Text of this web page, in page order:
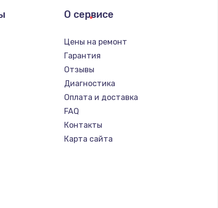
О сервисе
Цены на ремонт
Гарантия
Отзывы
Диагностика
Оплата и доставка
FAQ
Контакты
Карта сайта